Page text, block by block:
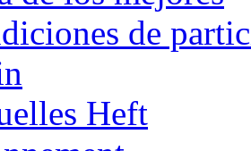
de
Heft